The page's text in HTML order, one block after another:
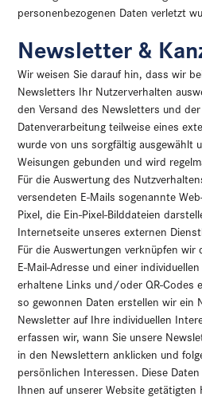
personenbezogenen Daten verletzt
Newsletter &
Wir weisen Sie darauf hin, dass wir
Newsletters Ihr Nutzerverhalten
den Versand des Newsletters und
Datenverarbeitung teilweise eines
wurde von uns sorgfältig ausgewählt
Weisungen gebunden und wird
Für die Auswertung des
versendeten E-Mails sogenannte
Pixel, die Ein-Pixel-Bilddateien
Internetseite unseres externen
Für die Auswertungen verknüpfen
E-Mail-Adresse und einer
erhaltene Links und/oder QR-Codes
so gewonnen Daten erstellen wir ein
Newsletter auf Ihre individuellen
erfassen wir, wann Sie unsere
in den Newslettern anklicken und
persönlichen Interessen. Diese
Ihnen auf unserer Website getätigten